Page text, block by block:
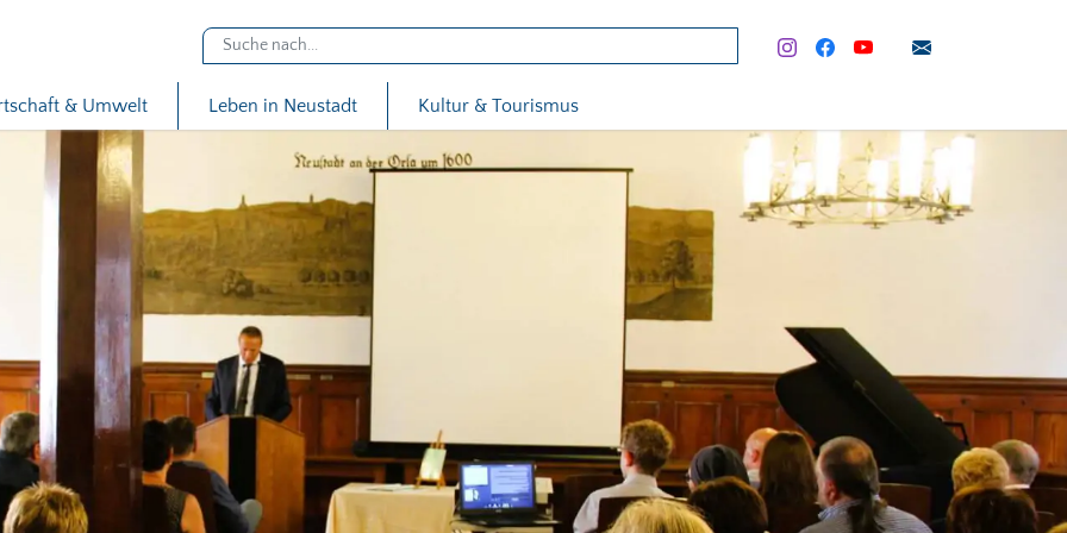
& Umwelt Leben in Neustadt Kultur & Tourismus